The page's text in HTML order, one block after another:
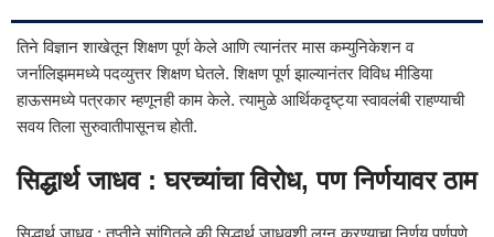
तिने विज्ञान शाखेतून शिक्षण पूर्ण केले आणि त्यानंतर मास कम्युनिकेशन व
जर्नालिझममध्ये पदव्युत्तर शिक्षण घेतले. शिक्षण पूर्ण झाल्यानंतर विविध मीडिया
हाऊसमध्ये पत्रकार म्हणूनही काम केले. त्यामुळे आर्थिकदृष्ट्या स्वावलंबी राहण्याची
सवय तिला सुरुवातीपासूनच होती.
सिद्धार्थ जाधव : घरच्यांचा विरोध, पण निर्णयावर ठाम
सिद्धार्थ जाधव : तृप्तीने सांगितले की सिद्धार्थ जाधवशी लग्न करण्याचा निर्णय पूर्णपणे